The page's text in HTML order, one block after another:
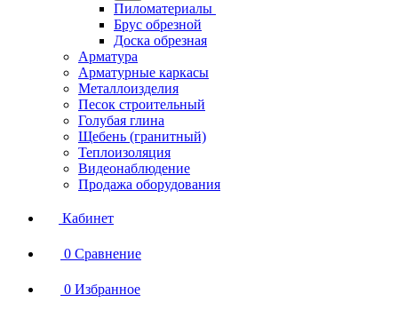
Пиломатериалы
Брус обрезной
Доска обрезная
Арматура
Арматурные каркасы
Металлоизделия
Песок строительный
Голубая глина
Щебень (гранитный)
Теплоизоляция
Видеонаблюдение
Продажа оборудования
Кабинет
0 Сравнение
0 Избранное